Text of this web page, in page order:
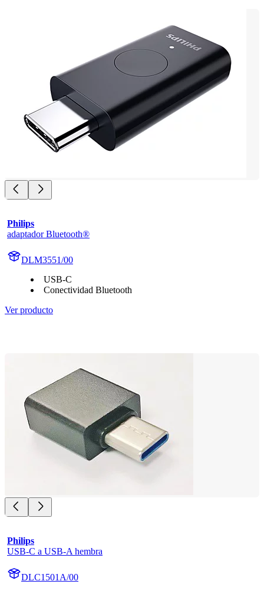
Philips
adaptador Bluetooth®
DLM3551/00
USB-C
Conectividad Bluetooth
Ver producto
Philips
USB-C a USB-A hembra
DLC1501A/00